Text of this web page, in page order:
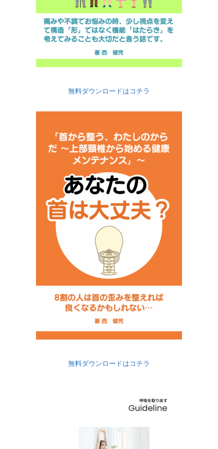
無料ダウンロードはコチラ
無料ダウンロードはコチラ